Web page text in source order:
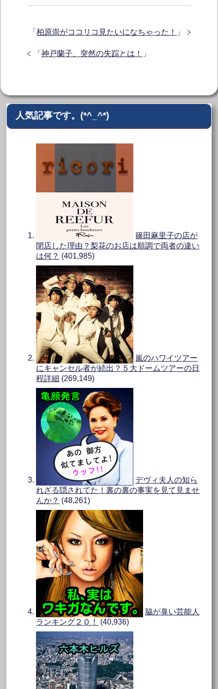
「 柏原崇がココリコ見たいになちゃった！ 」
「 神戸蘭子、突然の失踪とは！ 」
人気記事です。(*^_^*)
篠田麻里子の店が
閉店した理由？梨花のお店は順調で両者の違い
は何？ (401,985)
嵐のハワイツアー
にキャンセル者が続出？５大ドームツアーの日
程詳細 (269,149)
デヴィ夫人の知ら
れざる隠されてた！裏の裏の事実を見て見ませ
んか？ (48,261)
脇が臭い芸能人
ランキング２０！
(40,936)